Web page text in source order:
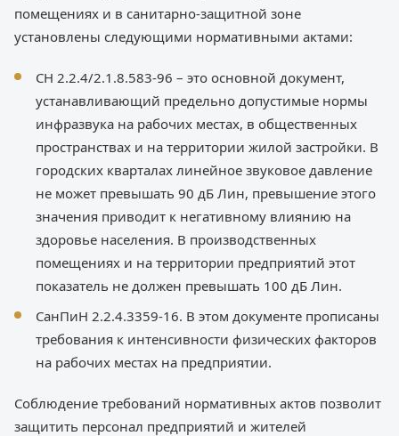
помещениях и в санитарно-защитной зоне
установлены следующими нормативными актами:
СН 2.2.4/2.1.8.583-96 – это основной документ,
устанавливающий предельно допустимые нормы
инфразвука на рабочих местах, в общественных
пространствах и на территории жилой застройки. В
городских кварталах линейное звуковое давление
не может превышать 90 дБ Лин, превышение этого
значения приводит к негативному влиянию на
здоровье населения. В производственных
помещениях и на территории предприятий этот
показатель не должен превышать 100 дБ Лин.
СанПиН 2.2.4.3359-16. В этом документе прописаны
требования к интенсивности физических факторов
на рабочих местах на предприятии.
Соблюдение требований нормативных актов позволит
защитить персонал предприятий и жителей